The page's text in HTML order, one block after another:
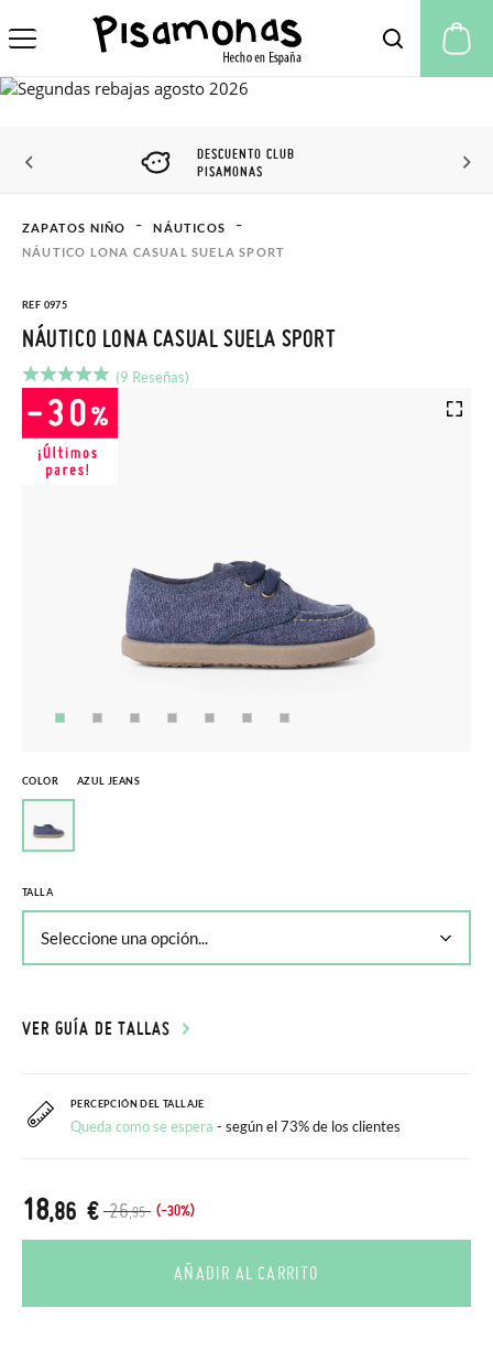
DESCUENTO CLUB
PISAMONAS
ZAPATOS NIÑO
NÁUTICOS
NÁUTICO LONA CASUAL SUELA SPORT
REF 0975
NÁUTICO LONA CASUAL SUELA SPORT
(9 Reseñas)
COLOR AZUL JEANS
TALLA
VER GUÍA DE TALLAS
PERCEPCIÓN DEL TALLAJE
Queda como se espera - según el 73% de los clientes
26,95 (-30%)
18,86 €
AÑADIR AL CARRITO